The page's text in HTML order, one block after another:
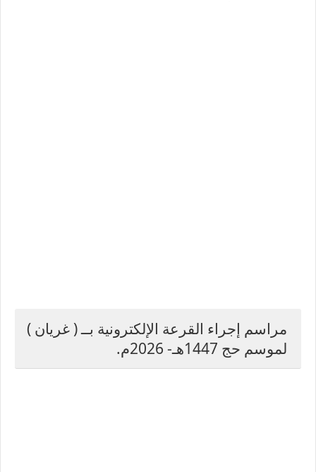
مراسم إجراء القرعة الإلكترونية بــ ( غريان )
لموسم حج 1447هـ- 2026م.